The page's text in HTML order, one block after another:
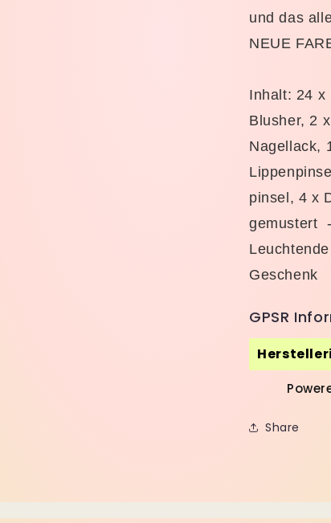
und das
NEUE
Inhalt: 24 x
Blusher, 2
Nagellack,
pinsel, 4 x
gemustert
Geschenk
GPSR
Share